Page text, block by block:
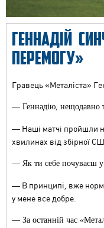
ГЕННАДІЙ
ПЕРЕМОГУ»
Гравець«Металіста»
— Геннадію, нещодавно
— Наші матчі пройшли
хвилинах від збірної
— Як ти себе почуваєш у
— В принципі, вже
у мене все добре.
— За останній час «